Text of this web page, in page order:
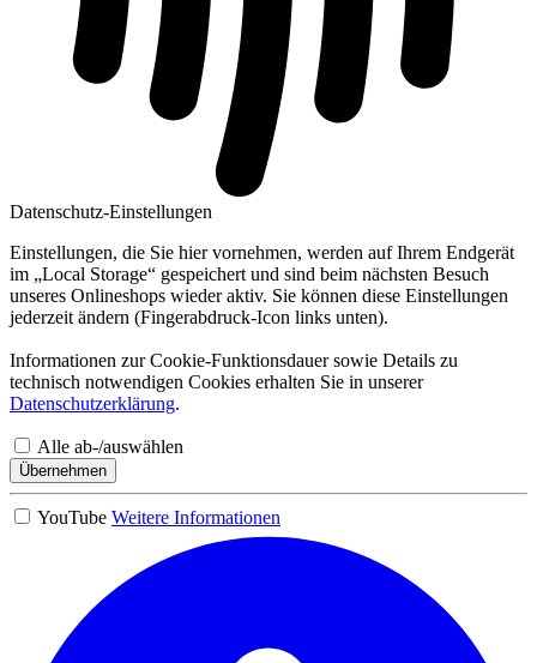
Datenschutz-Einstellungen
Einstellungen, die Sie hier vornehmen, werden auf Ihrem Endgerät
im „Local Storage“ gespeichert und sind beim nächsten Besuch
unseres Onlineshops wieder aktiv. Sie können diese Einstellungen
jederzeit ändern (Fingerabdruck-Icon links unten).
Informationen zur Cookie-Funktionsdauer sowie Details zu
technisch notwendigen Cookies erhalten Sie in unserer
Datenschutzerklärung.
Alle ab-/auswählen
Übernehmen
YouTube Weitere Informationen